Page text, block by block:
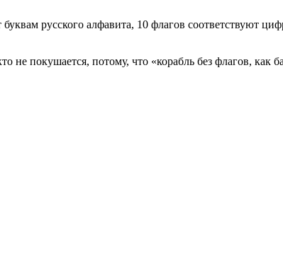
русского алфавита, 10 флагов соответствуют
не покушается, потому, что «корабль без флагов,